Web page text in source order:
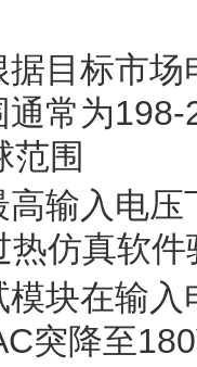
目标市
常为
范围
高输入电
仿真软件
块在输
突降至